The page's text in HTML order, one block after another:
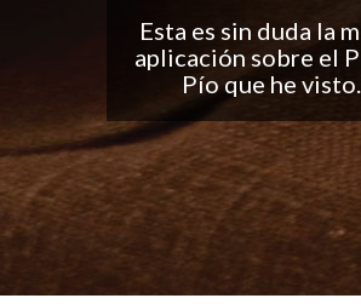
Buena
notificaciones
días... ¡Sigan